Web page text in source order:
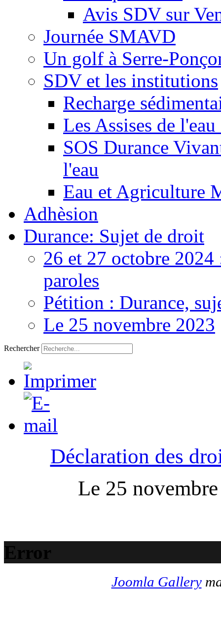
Avis SDV sur
Journée SMAVD
Un golf à Serre-
SDV et les institutions
Recharge
Les Assises de
SOS Durance
l'eau
Eau et Agriculture
Adhèsion
Durance: Sujet de droit
26 et 27 octobre 2024
paroles
Pétition : Durance,
Le 25 novembre 2023
Rechercher
Déclaration des
Le 25
Error
Joomla Gallery